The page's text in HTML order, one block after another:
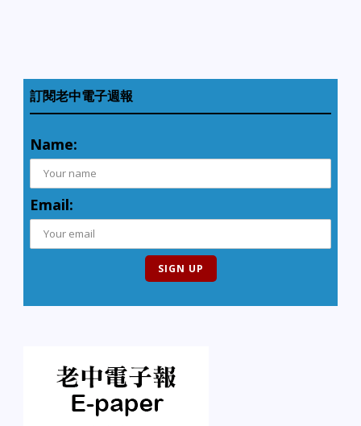
訂閱老中電子週報
Name:
Email: